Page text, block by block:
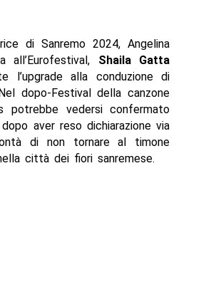
di Sanremo 2024, Angelina
all’Eurofestival, Shaila
Gatta
l’upgrade alla conduzione di
dopo-Festival della canzone
potrebbe vedersi confermato
aver reso dichiarazione via
di non tornare al timone
città dei fiori sanremese.